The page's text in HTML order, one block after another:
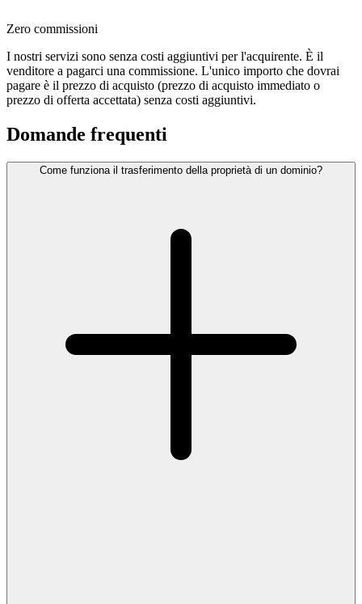
Zero commissioni
I nostri servizi sono senza costi aggiuntivi per l'acquirente. È il
venditore a pagarci una commissione. L'unico importo che dovrai
pagare è il prezzo di acquisto (prezzo di acquisto immediato o
prezzo di offerta accettata) senza costi aggiuntivi.
Domande frequenti
Come funziona il trasferimento della proprietà di un dominio?